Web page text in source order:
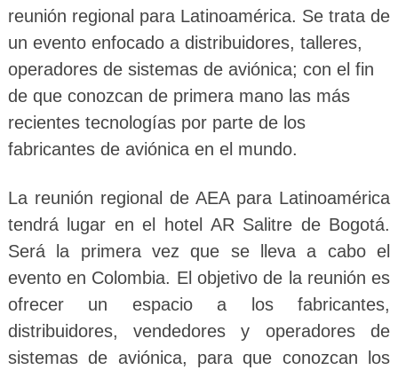
reunión regional para Latinoamérica. Se trata de
un evento enfocado a distribuidores, talleres,
operadores de sistemas de aviónica; con el fin
de que conozcan de primera mano las más
recientes tecnologías por parte de los
fabricantes de aviónica en el mundo.
La reunión regional de AEA para Latinoamérica
tendrá lugar en el hotel AR Salitre de Bogotá.
Será la primera vez que se lleva a cabo el
evento en Colombia. El objetivo de la reunión es
ofrecer un espacio a los fabricantes,
distribuidores, vendedores y operadores de
sistemas de aviónica, para que conozcan los